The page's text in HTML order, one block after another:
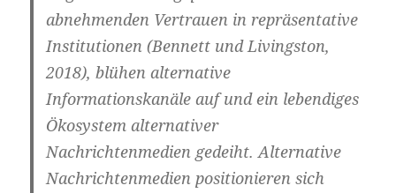
abnehmenden Vertrauen in repräsentative
Institutionen (Bennett und Livingston,
2018), blühen alternative
Informationskanäle auf und ein lebendiges
Ökosystem alternativer
Nachrichtenmedien gedeiht. Alternative
Nachrichtenmedien positionieren sich